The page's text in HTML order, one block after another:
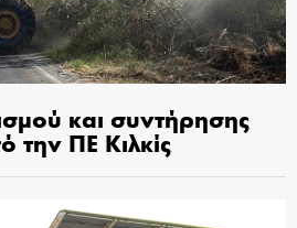
και συντήρησης
την ΠΕ Κιλκίς